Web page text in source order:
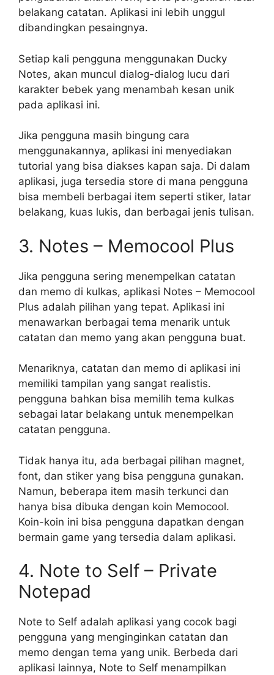
belakang catatan. Aplikasi ini lebih unggul
dibandingkan pesaingnya.
Setiap kali pengguna menggunakan Ducky
Notes, akan muncul dialog-dialog lucu dari
karakter bebek yang menambah kesan unik
pada aplikasi ini.
Jika pengguna masih bingung cara
menggunakannya, aplikasi ini menyediakan
tutorial yang bisa diakses kapan saja. Di dalam
aplikasi, juga tersedia store di mana pengguna
bisa membeli berbagai item seperti stiker, latar
belakang, kuas lukis, dan berbagai jenis tulisan.
3. Notes – Memocool Plus
Jika pengguna sering menempelkan catatan
dan memo di kulkas, aplikasi Notes – Memocool
Plus adalah pilihan yang tepat. Aplikasi ini
menawarkan berbagai tema menarik untuk
catatan dan memo yang akan pengguna buat.
Menariknya, catatan dan memo di aplikasi ini
memiliki tampilan yang sangat realistis.
pengguna bahkan bisa memilih tema kulkas
sebagai latar belakang untuk menempelkan
catatan pengguna.
Tidak hanya itu, ada berbagai pilihan magnet,
font, dan stiker yang bisa pengguna gunakan.
Namun, beberapa item masih terkunci dan
hanya bisa dibuka dengan koin Memocool.
Koin-koin ini bisa pengguna dapatkan dengan
bermain game yang tersedia dalam aplikasi.
4. Note to Self – Private
Notepad
Note to Self adalah aplikasi yang cocok bagi
pengguna yang menginginkan catatan dan
memo dengan tema yang unik. Berbeda dari
aplikasi lainnya, Note to Self menampilkan